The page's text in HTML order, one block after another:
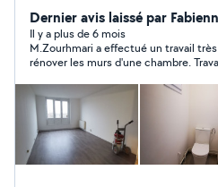
disponible pour tous vos petits
parquet montage de meubles
ma spécialité les enduits et la
vite.
Dernier avis laissé par
Il y a plus de 6 mois
M.Zourhmari a effectué un travail
rénover les murs d'une chambre.
différentes étapes. De plus il est
Je recommande chaudement.